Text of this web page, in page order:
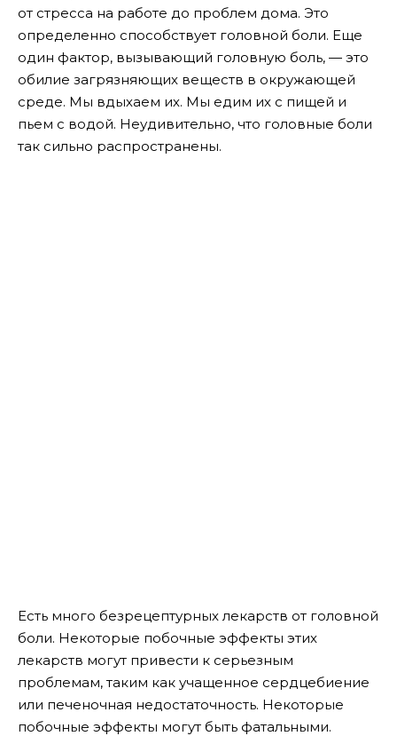
от стресса на работе до проблем дома. Это
определенно способствует головной боли. Еще
один фактор, вызывающий головную боль, — это
обилие загрязняющих веществ в окружающей
среде. Мы вдыхаем их. Мы едим их с пищей и
пьем с водой. Неудивительно, что головные боли
так сильно распространены.
Есть много безрецептурных лекарств от головной
боли. Некоторые побочные эффекты этих
лекарств могут привести к серьезным
проблемам, таким как учащенное сердцебиение
или печеночная недостаточность. Некоторые
побочные эффекты могут быть фатальными.